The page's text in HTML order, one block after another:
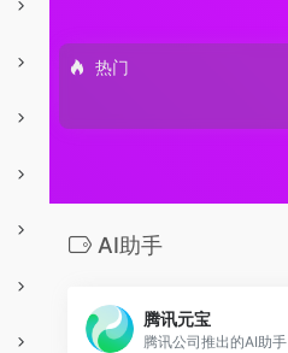
热门
AI助手
腾讯元宝
腾讯公司推出的AI助手